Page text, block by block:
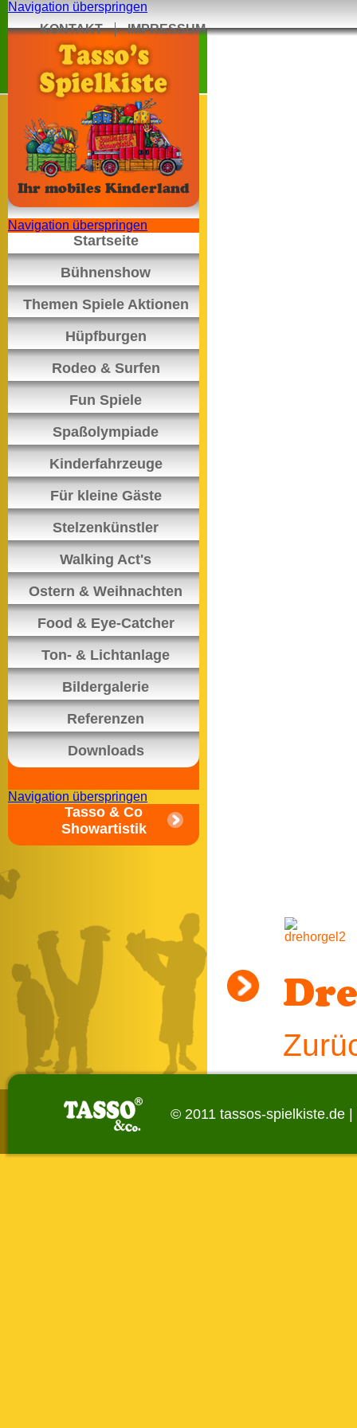
Navigation überspringen
KONTAKT
IMPRESSUM
Navigation überspringen
Startseite
Bühnenshow
Themen Spiele Aktionen
Hüpfburgen
Rodeo & Surfen
Fun Spiele
Spaßolympiade
Kinderfahrzeuge
Für kleine Gäste
Stelzenkünstler
Walking Act's
Ostern & Weihnachten
Food & Eye-Catcher
Ton- & Lichtanlage
Bildergalerie
Referenzen
Downloads
Navigation überspringen
Tasso & Co
Showartistik
© 2011 tassos-spielkiste.de |